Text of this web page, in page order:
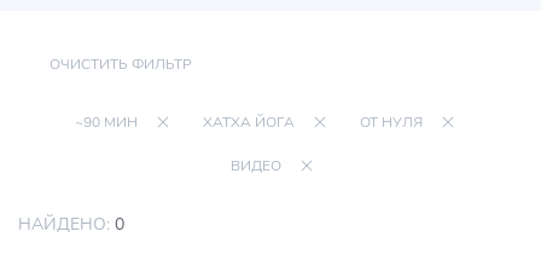
ОЧИСТИТЬ ФИЛЬТР
~90 МИН ХАТХА ЙОГА ОТ НУЛЯ
ВИДЕО
НАЙДЕНО: 0